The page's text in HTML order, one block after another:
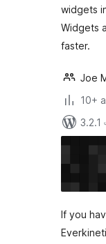
widgets
Widgets
faster.
Joe
10+
3.2.1
If you